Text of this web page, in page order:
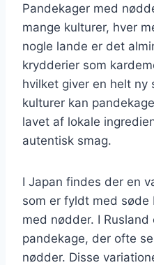
Pandekager med
mange kulturer, hver
nogle lande er det
krydderier som
hvilket giver en helt ny
kulturer kan
lavet af lokale
autentisk smag.
I Japan findes der en
som er fyldt med søde
med nødder. I
pandekage, der ofte
nødder. Disse